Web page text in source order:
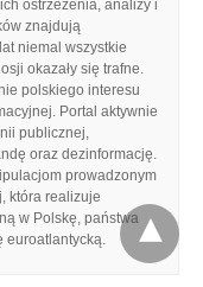
ostrzeżenia, analizy i
znajdują
niemal wszystkie
okazały się trafne.
polskiego interesu
Portal aktywnie
publicznej,
oraz dezinformację.
prowadzonym
która realizuje
w Polskę, państwa
euroatlantycką.